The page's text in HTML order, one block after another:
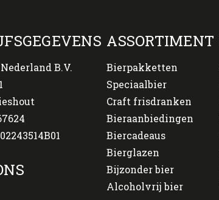
B.V.
ASSORTIMENT
Bierpakketten
Speciaalbier
Craft frisdranken
Bieraanbiedingen
Biercadeaus
Bierglazen
Bijzonder bier
Alcoholvrij bier